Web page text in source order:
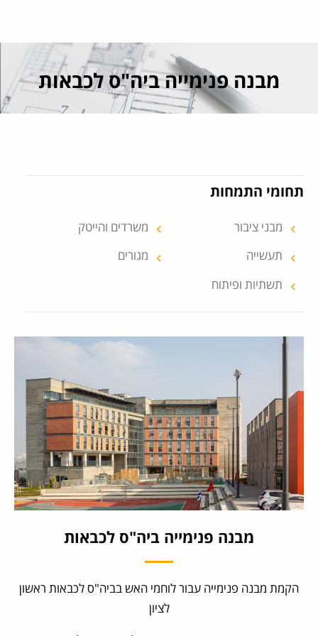
מבנה פנימייה ביה"ס לכבאות
תחומי התמחות
keyboard_arrow_left מבני ציבור keyboard_arrow_left משרדים והייטק
keyboard_arrow_left תעשייה keyboard_arrow_left מגורים
keyboard_arrow_left תשתיות ופיתוח
מבנה פנימייה ביה"ס לכבאות
הקמת מבנה פנימייה עבור לוחמי האש בביה"ס לכבאות ראשון
לציון